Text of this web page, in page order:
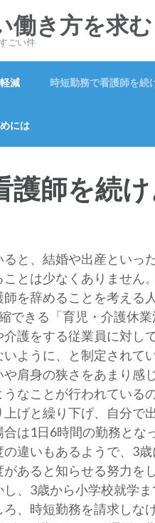
働き方を求む
ごい件
減 時短勤務で看護師を続
には
護師を続け
と、結婚や出産といっ
とは少なくありません
を辞めることを考える
できる「育児・介護休
護をする従業員に対し
ように、と制定されて
肩身の狭さをあまり感
なことが行われている
げと繰り下げ、自分で
は1日6時間の勤務とな
違いもあるようで、3
あると知らせる努力を
、3歳から小学校就学
、時短勤務を請求しな